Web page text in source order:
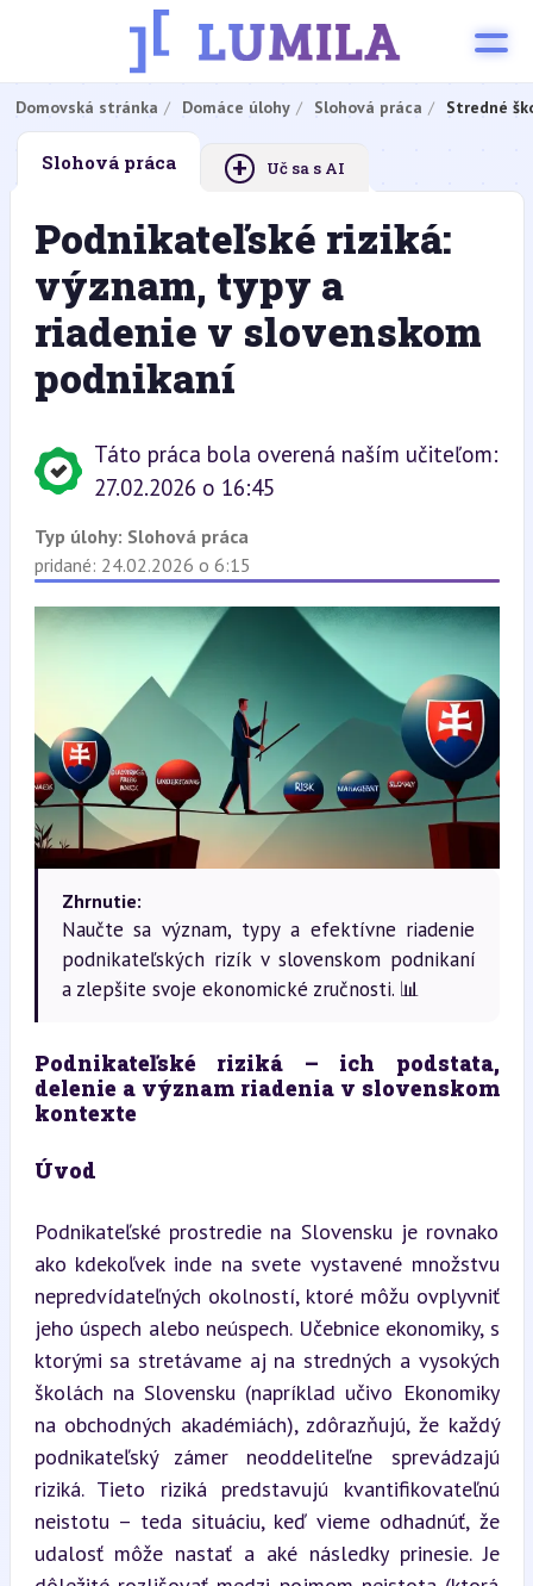
Domovská stránka Domáce úlohy Slohová práca Stredné
Slohová práca + Uč sa s AI
Podnikateľské riziká:
význam, typy a
riadenie v slovenskom
podnikaní
Táto práca bola overená naším učiteľom:
27.02.2026 o 16:45
Typ úlohy: Slohová práca
pridané: 24.02.2026 o 6:15
Zhrnutie:
Naučte sa význam, typy a efektívne riadenie
podnikateľských rizík v slovenskom podnikaní
a zlepšite svoje ekonomické zručnosti. 📊
Podnikateľské riziká – ich podstata,
delenie a význam riadenia v slovenskom
kontexte
Úvod
Podnikateľské prostredie na Slovensku je rovnako
ako kdekoľvek inde na svete vystavené množstvu
nepredvídateľných okolností, ktoré môžu ovplyvniť
jeho úspech alebo neúspech. Učebnice ekonomiky, s
ktorými sa stretávame aj na stredných a vysokých
školách na Slovensku (napríklad učivo Ekonomiky
na obchodných akadémiách), zdôrazňujú, že každý
podnikateľský zámer neoddeliteľne sprevádzajú
riziká. Tieto riziká predstavujú kvantifikovateľnú
neistotu – teda situáciu, keď vieme odhadnúť, že
udalosť môže nastať a aké následky prinesie. Je